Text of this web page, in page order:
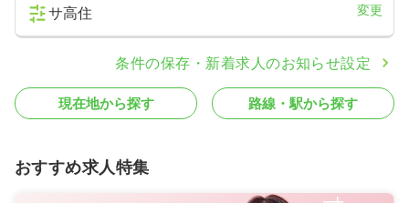
サ高住 変更
条件の保存・新着求人のお知らせ設定
現在地から探す 路線・駅から探す
おすすめ求人特集